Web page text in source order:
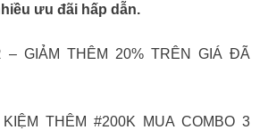
ưu đãi hấp dẫn.
– GIẢM THÊM 20% TRÊN GIÁ ĐÃ
THÊM #200K MUA COMBO 3